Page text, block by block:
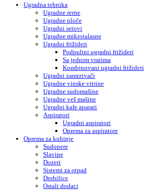
Ugradna tehnika
Ugradne rerne
Ugradne ploče
Ugradni setovi
Ugradne mikrotalasne
Ugradni frižideri
Podpultni ugradni frižideri
Sa jednim vratima
Kombinovani ugradni frižideri
Ugradni zamrzivači
Ugradne vinske vitrine
Ugradne sudomašine
Ugradne veš mašine
Ugradni kafe aparati
Aspiratori
Ugradni aspiratori
Oprema za aspiratore
Oprema za kuhinje
Sudopere
Slavine
Dozeri
Sistemi za otpad
Drobilice
Ostali dodaci